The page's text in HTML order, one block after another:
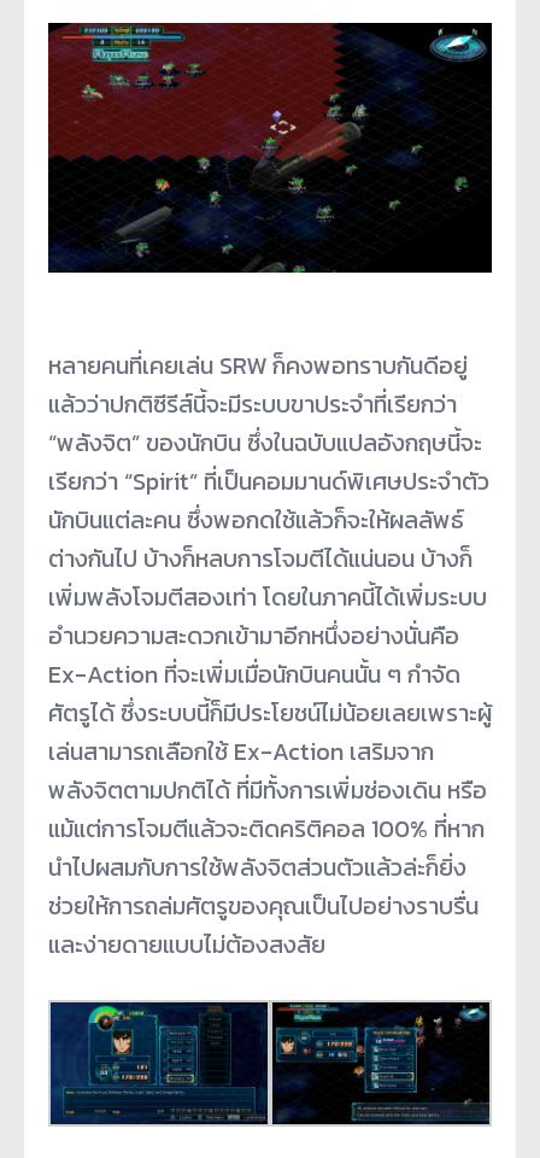
หลายคนที่เคยเล่น SRW ก็คงพอทราบกันดีอยู่
แล้วว่าปกติซีรีส์นี้จะมีระบบขาประจำที่เรียกว่า
“พลังจิต” ของนักบิน ซึ่งในฉบับแปลอังกฤษนี้จะ
เรียกว่า “Spirit” ที่เป็นคอมมานด์พิเศษประจำตัว
นักบินแต่ละคน ซึ่งพอกดใช้แล้วก็จะให้ผลลัพธ์
ต่างกันไป บ้างก็หลบการโจมตีได้แน่นอน บ้างก็
เพิ่มพลังโจมตีสองเท่า โดยในภาคนี้ได้เพิ่มระบบ
อำนวยความสะดวกเข้ามาอีกหนึ่งอย่างนั่นคือ
Ex-Action ที่จะเพิ่มเมื่อนักบินคนนั้น ๆ กำจัด
ศัตรูได้ ซึ่งระบบนี้ก็มีประโยชน์ไม่น้อยเลยเพราะผู้
เล่นสามารถเลือกใช้ Ex-Action เสริมจาก
พลังจิตตามปกติได้ ที่มีทั้งการเพิ่มช่องเดิน หรือ
แม้แต่การโจมตีแล้วจะติดคริติคอล 100% ที่หาก
นำไปผสมกับการใช้พลังจิตส่วนตัวแล้วล่ะก็ยิ่ง
ช่วยให้การถล่มศัตรูของคุณเป็นไปอย่างราบรื่น
และง่ายดายแบบไม่ต้องสงสัย